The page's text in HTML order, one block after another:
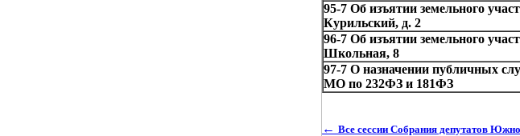
95-7 Об изъятии земельного
Курильский, д. 2
96-7 Об изъятии земельного
Школьная, 8
97-7 О назначении публичных
МО по 232ФЗ и 181ФЗ
← Все сессии Собрания депутатов